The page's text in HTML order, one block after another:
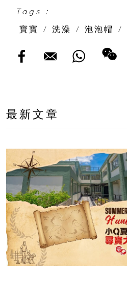
Tags :
寶寶
/ 洗澡 / 泡泡帽 /
最新文章